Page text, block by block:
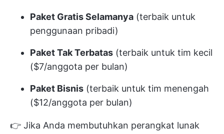
Paket Gratis Selamanya (terbaik untuk
penggunaan pribadi)
Paket Tak Terbatas (terbaik untuk tim kecil
($7/anggota per bulan)
Paket Bisnis (terbaik untuk tim menengah
($12/anggota per bulan)
👉 Jika Anda membutuhkan perangkat lunak